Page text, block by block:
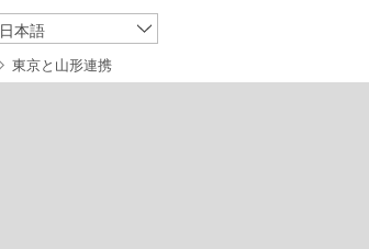
日本語
東京と山形連携